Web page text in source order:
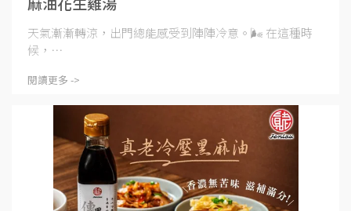
天氣漸漸轉涼，出門總能感受到陣陣冷意。🌬️ 在這種時
候，⋯
閱讀更多 ->